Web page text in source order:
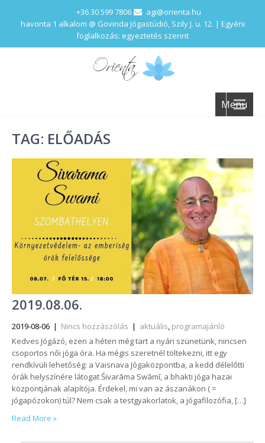
+36 30 599 7806
agi@orienta.hu
havonta 1 alkalom @ Govinda Jógastúdió, Szily J. u. 12. | Egyéni
foglalkozás: egyeztetés szerint
Menu
TAG: ELŐADÁS
2019.08.06.
2019-08-06 | Nincs hozzászólás | aktuális, programajánló
Kedves Jógázó, ezen a héten még tart a nyári szünetünk, nincsen
csoportos női jóga óra. Ha mégis szeretnél töltekezni, itt egy
rendkívüli lehetőség: a Vaisnava Jógaközpontba, a kedd délelőtti
órák helyszínére látogat Śivarāma Swāmī, a bhakti jóga hazai
központjának alapítója. Érdekel, mi van az ászanákon ( =
jógapózokon) túl? Nem csak a testgyakorlatok, a jógafilozófia, […]
Read More »